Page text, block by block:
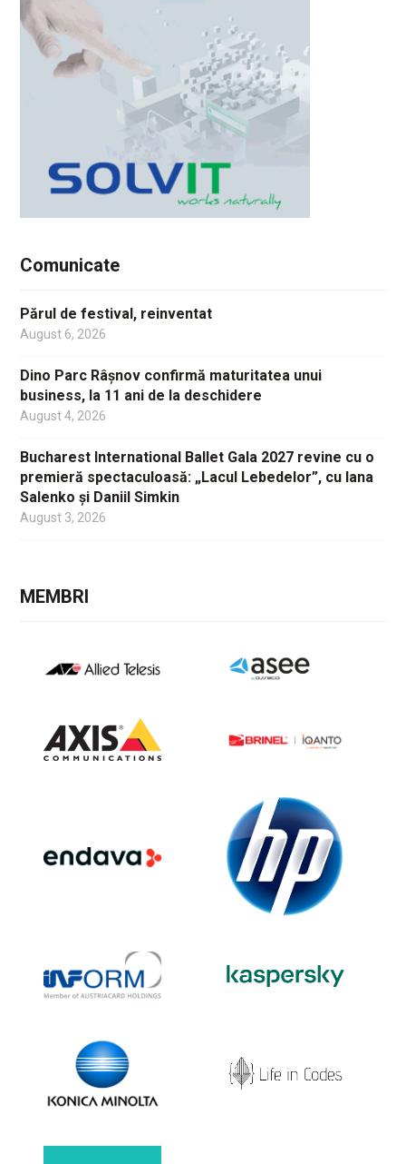
Comunicate
Părul de festival, reinventat
August 6, 2026
Dino Parc Râșnov confirmă maturitatea unui
business, la 11 ani de la deschidere
August 4, 2026
Bucharest International Ballet Gala 2027 revine cu o
premieră spectaculoasă: „Lacul Lebedelor”, cu Iana
Salenko și Daniil Simkin
August 3, 2026
MEMBRI